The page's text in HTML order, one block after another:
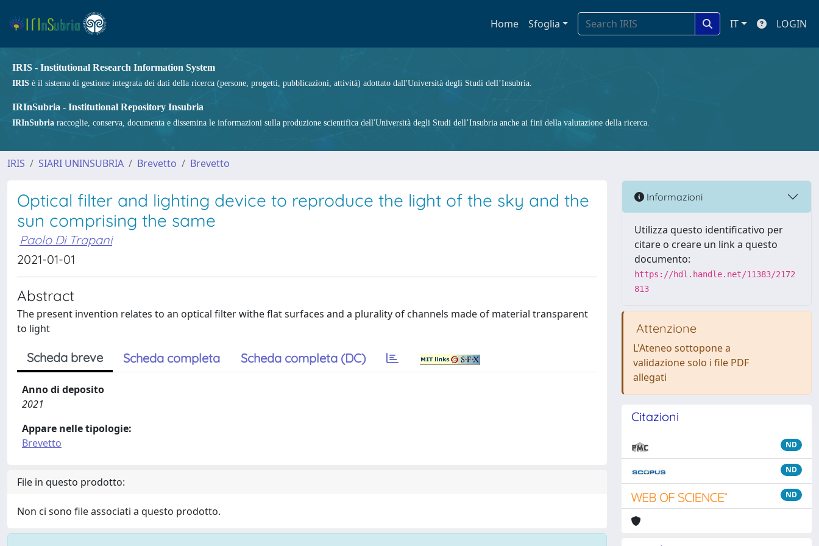
Home Sfoglia IT LOGIN
IRIS - Institutional Research Information System
IRIS è il sistema di gestione integrata dei dati della ricerca (persone, progetti, pubblicazioni, attività) adottato dall'Università degli Studi dell’Insubria.
IRInSubria - Institutional Repository Insubria
IRInSubria raccoglie, conserva, documenta e dissemina le informazioni sulla produzione scientifica dell'Università degli Studi dell’Insubria anche ai fini della valutazione della ricerca.
IRIS SIARI UNINSUBRIA Brevetto Brevetto
Optical filter and lighting device to reproduce the light of the sky and the
sun comprising the same
Paolo Di Trapani
2021-01-01
Abstract
The present invention relates to an optical filter withe flat surfaces and a plurality of channels made of material transparent
to light
Scheda breve Scheda completa Scheda completa (DC)
Anno di deposito
2021
Appare nelle tipologie:
Brevetto
File in questo prodotto:
Non ci sono file associati a questo prodotto.
Informazioni
Utilizza questo identificativo per
citare o creare un link a questo
documento:
https://hdl.handle.net/11383/2172
813
Attenzione
L'Ateneo sottopone a
validazione solo i file PDF
allegati
Citazioni
ND
ND
ND